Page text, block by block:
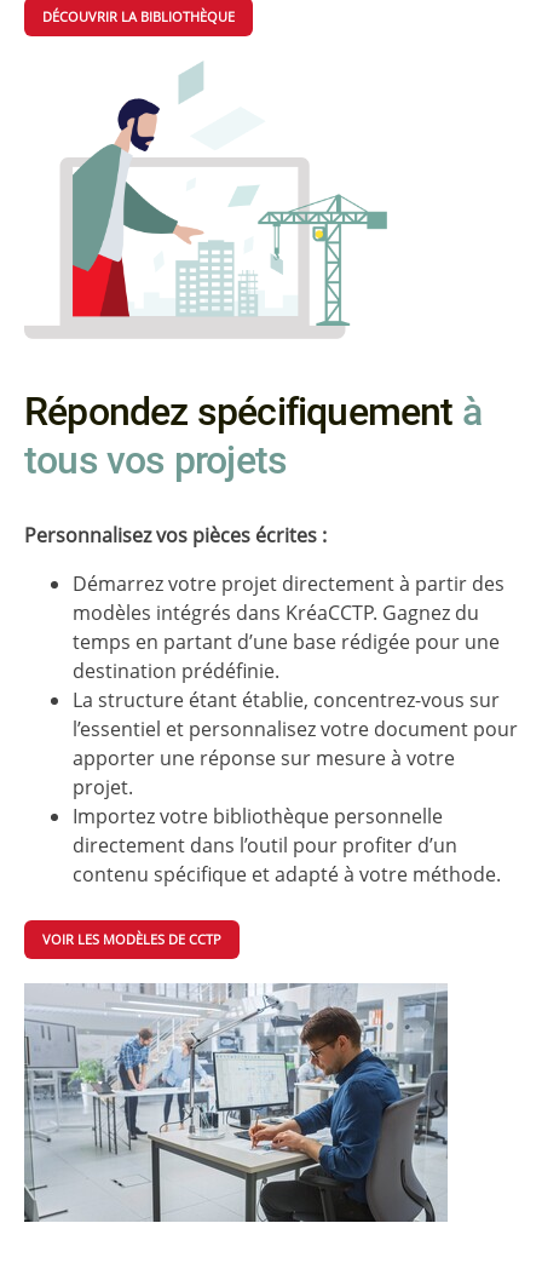
DÉCOUVRIR LA BIBLIOTHÈQUE
Répondez spécifiquement à
tous vos projets
Personnalisez vos pièces écrites :
Démarrez votre projet directement à partir des
modèles intégrés dans KréaCCTP. Gagnez du
temps en partant d’une base rédigée pour une
destination prédéfinie.
La structure étant établie, concentrez-vous sur
l’essentiel et personnalisez votre document pour
apporter une réponse sur mesure à votre
projet.
Importez votre bibliothèque personnelle
directement dans l’outil pour profiter d’un
contenu spécifique et adapté à votre méthode.
VOIR LES MODÈLES DE CCTP